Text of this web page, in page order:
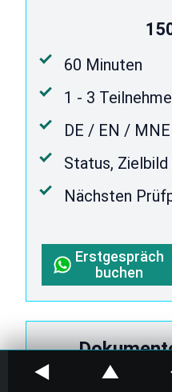
60 Minuten
1 - 3
DE / EN / MNE
Status, Zielbild
Nächsten
Erstgespräch
buchen
◀ ▲